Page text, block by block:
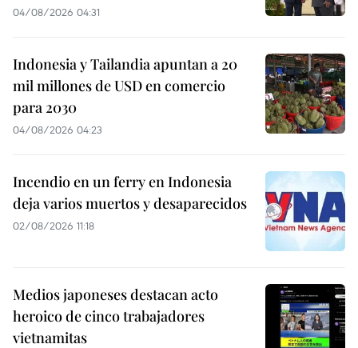
04/08/2026 04:31
Indonesia y Tailandia apuntan a 20
mil millones de USD en comercio
para 2030
04/08/2026 04:23
Incendio en un ferry en Indonesia
deja varios muertos y desaparecidos
02/08/2026 11:18
Medios japoneses destacan acto
heroico de cinco trabajadores
vietnamitas